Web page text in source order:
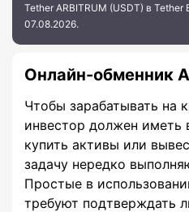
Tether ARBITRUM (USDT) в Tether
07.08.2026.
Онлайн-обменник
Чтобы зарабатывать на
инвестор должен иметь
купить активы или
задачу нередко
Простые в
требуют подтверждать